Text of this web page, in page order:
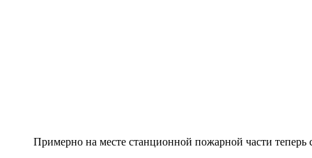
Примерно на месте станционной пожарной части